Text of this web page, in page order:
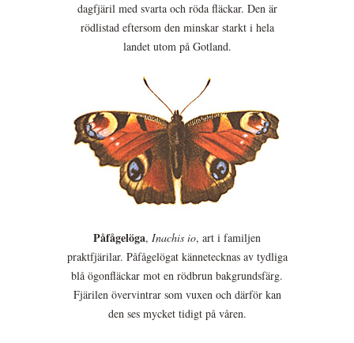
dagfjäril med svarta och röda fläckar. Den är
rödlistad eftersom den minskar starkt i hela
landet utom på Gotland.
Påfågelöga, Inachis io, art i familjen
praktfjärilar. Påfågelögat kännetecknas av tydliga
blå ögonfläckar mot en rödbrun bakgrundsfärg.
Fjärilen övervintrar som vuxen och därför kan
den ses mycket tidigt på våren.